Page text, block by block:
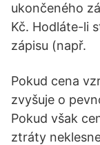
ukončeného
Kč. Hodláte-li
zápisu (např.
Pokud cena
zvyšuje o
Pokud však
ztráty